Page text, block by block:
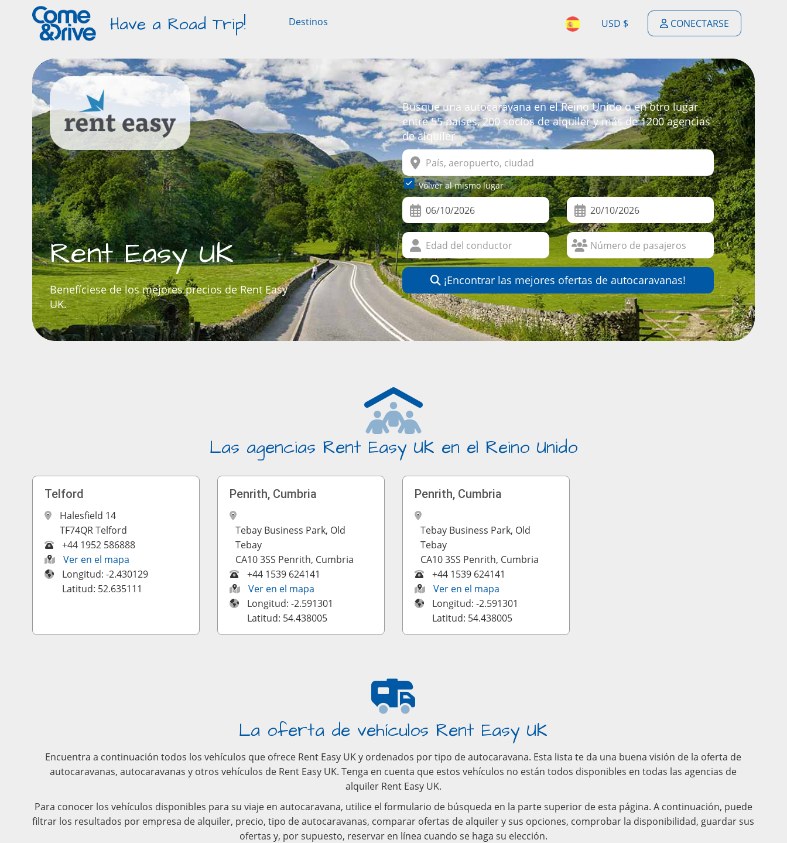
Have a Road Trip! Destinos
ENGLISH
ESPAÑOL
DEUTSCH
FRANÇAIS
NEDERLANDSE
ITALIANO
USD $
$
$
£
€
F
$
CONECTARSE
Rent Easy UK
Benefíciese de los mejores precios de Rent Easy
UK.
Busque una autocaravana en el Reino Unido o en otro lugar
entre 55 países, 200 socios de alquiler y más de 1200 agencias
de alquiler
Volver al mismo lugar
¡Encontrar las mejores ofertas de autocaravanas!
Las agencias Rent Easy UK en el Reino Unido
Telford
Halesfield 14
TF74QR Telford
+44 1952 586888
Ver en el mapa
Longitud: -2.430129
Latitud: 52.635111
Penrith, Cumbria
Tebay Business Park, Old
Tebay
CA10 3SS Penrith, Cumbria
+44 1539 624141
Ver en el mapa
Longitud: -2.591301
Latitud: 54.438005
Penrith, Cumbria
Tebay Business Park, Old
Tebay
CA10 3SS Penrith, Cumbria
+44 1539 624141
Ver en el mapa
Longitud: -2.591301
Latitud: 54.438005
La oferta de vehículos Rent Easy UK
Encuentra a continuación todos los vehículos que ofrece Rent Easy UK y ordenados por tipo de autocaravana. Esta lista te da una buena visión de la oferta de
autocaravanas, autocaravanas y otros vehículos de Rent Easy UK. Tenga en cuenta que estos vehículos no están todos disponibles en todas las agencias de
alquiler Rent Easy UK.
Para conocer los vehículos disponibles para su viaje en autocaravana, utilice el formulario de búsqueda en la parte superior de esta página. A continuación, puede
filtrar los resultados por empresa de alquiler, precio, tipo de autocaravanas, comparar ofertas de alquiler y sus opciones, comprobar la disponibilidad, guardar sus
ofertas y, por supuesto, reservar en línea cuando se haga su elección.